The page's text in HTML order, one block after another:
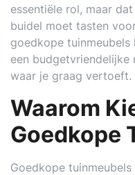
essentiële rol, maar
buidel moet tasten
goedkope
een
waar je graag vertoeft.
Waarom
Goedkope
Goedkope